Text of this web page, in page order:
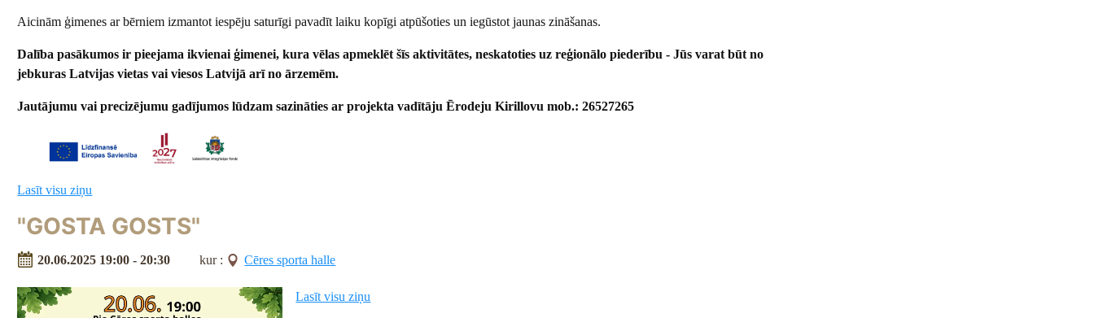
Aicinām ģimenes ar bērniem izmantot iespēju saturīgi pavadīt laiku kopīgi atpūšoties un iegūstot jaunas zināšanas.
Dalība pasākumos ir pieejama ikvienai ģimenei, kura vēlas apmeklēt šīs aktivitātes, neskatoties uz reģionālo piederību - Jūs varat būt no
jebkuras Latvijas vietas vai viesos Latvijā arī no ārzemēm.
Jautājumu vai precizējumu gadījumos lūdzam sazināties ar projekta vadītāju Ērodeju Kirillovu mob.: 26527265
Lasīt visu ziņu
"GOSTA GOSTS"
20.06.2025 19:00 - 20:30 kur : Cēres sporta halle
Lasīt visu ziņu